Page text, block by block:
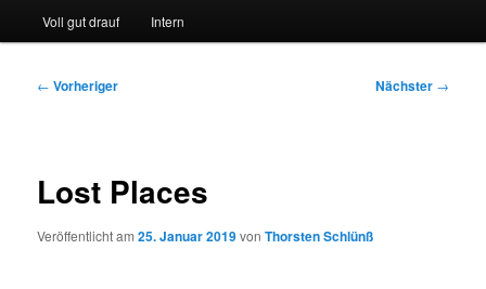
Voll gut drauf Intern
Beitragsnavigation
← Vorheriger Nächster →
Lost Places
Veröffentlicht am25. Januar 2019vonThorsten Schlünß